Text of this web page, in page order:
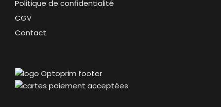
Politique de confidentialité
CGV
Contact